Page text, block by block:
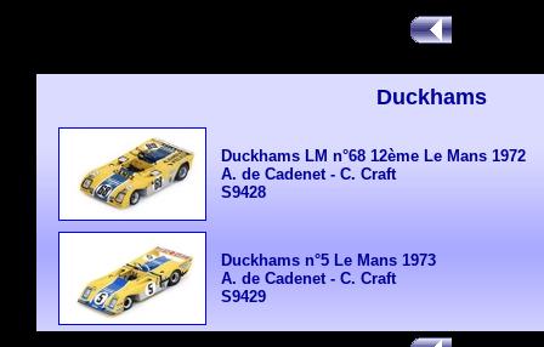
Duckhams
Duckhams LM n°68 12ème Le Mans 1972
A. de Cadenet - C. Craft
S9428
Duckhams n°5 Le Mans 1973
A. de Cadenet - C. Craft
S9429